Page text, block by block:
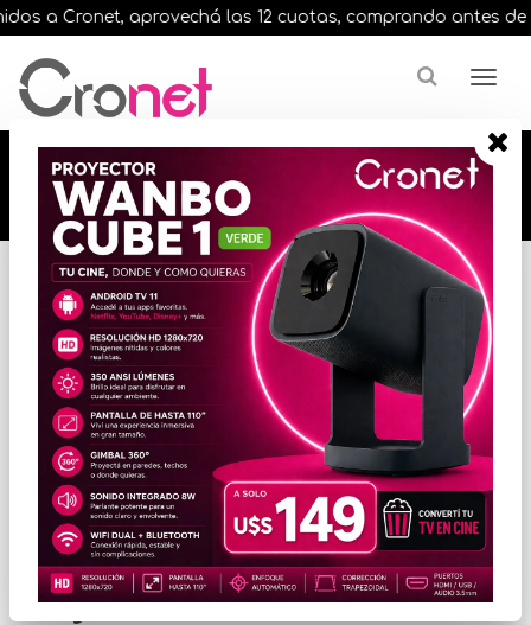
a Cronet, aprovechá las 12 cuotas, comprando antes de
🔥🔥🔥 12 cuotas, en todos nuestros artículos,
comprando antes de las 13 hrs. envíos en el
día 🔥🔥🔥
Inicio VIGILANCIA CCTV
* Las imágenes se exhiben con fines ilustrativos.
Conector Conatel
Caja-Tubo IP65 25mm